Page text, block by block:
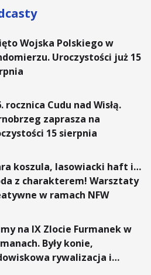
Wojska Polskiego w
Uroczystości już 15
rocznica Cudu nad Wisłą.
zaprasza na
15 sierpnia
koszula, lasowiacki haft i…
z charakterem! Warsztaty
w ramach NFW
na IX Zlocie Furmanek w
Były konie,
rywalizacja i